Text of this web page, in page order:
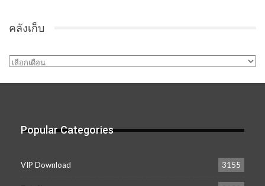
คลังเก็บ
คลัง
Popular Categories
VIP Download 3155